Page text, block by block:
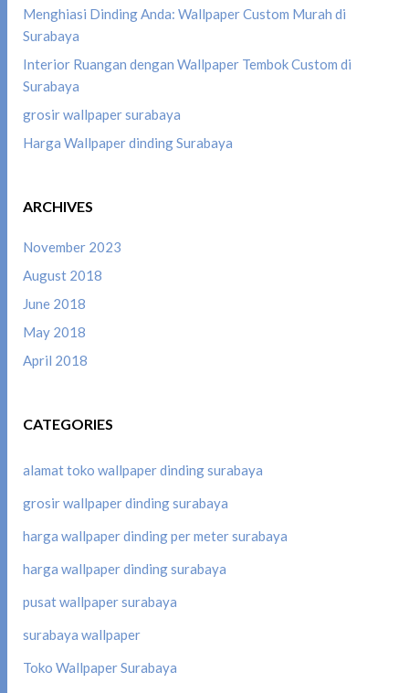
Menghiasi Dinding Anda: Wallpaper Custom Murah di
Surabaya
Interior Ruangan dengan Wallpaper Tembok Custom di
Surabaya
grosir wallpaper surabaya
Harga Wallpaper dinding Surabaya
ARCHIVES
November 2023
August 2018
June 2018
May 2018
April 2018
CATEGORIES
alamat toko wallpaper dinding surabaya
grosir wallpaper dinding surabaya
harga wallpaper dinding per meter surabaya
harga wallpaper dinding surabaya
pusat wallpaper surabaya
surabaya wallpaper
Toko Wallpaper Surabaya